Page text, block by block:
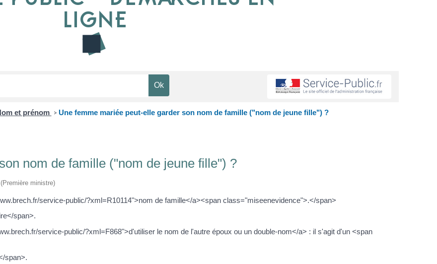
LIGNE
et prénom > Une femme mariée peut-elle garder son nom de famille ("nom de jeune fille") ?
nom de famille ("nom de jeune fille") ?
ministre)
service-public/?xml=R10114">nom de famille</a><span class="miseenevidence">.</span>
span>.
service-public/?xml=F868">d'utiliser le nom de l'autre époux ou un double-nom</a> : il s'agit d'un <span
span>.